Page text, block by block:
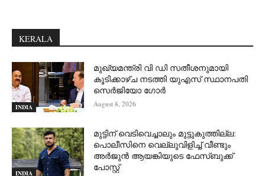
KERALA
INDIA
മുഖ്യമന്ത്രി വി ഡി സതീശനുമായി
കൂടിക്കാഴ്ച നടത്തി യുഎസ് സ്ഥാനപതി
സെര്‍ജിയോ ഗോര്‍
August 8, 2026
INDIA
മുട്ടിന് വെടിവെച്ചാലും മുട്ടുകുത്തില്ല:
പൊലീസിനെ വെല്ലുവിളിച്ച് വീണ്ടും
അർജുൻ ആയങ്കിയുടെ ഫേസ്ബുക്ക്
പോസ്റ്റ്